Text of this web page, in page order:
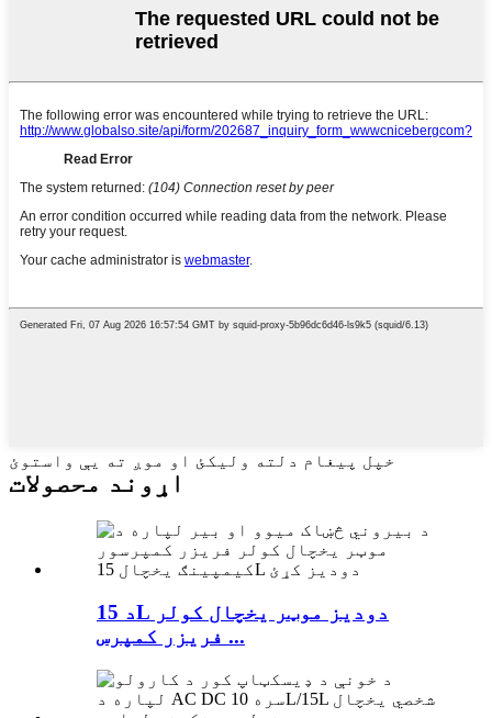
خپل پیغام دلته ولیکئ او موږ ته یې واستوئ
اړوند محصولات
د 15L دودیز موټر یخچال کولر
فریزر کمپرس ...